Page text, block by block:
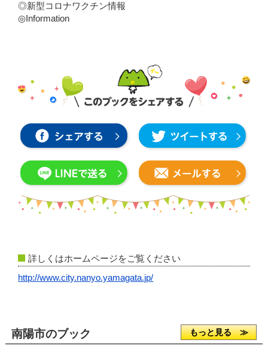
◎新型コロナワクチン情報
◎Information
詳しくはホームページをご覧ください
http://www.city.nanyo.yamagata.jp/
南陽市のブック もっと見る ≫